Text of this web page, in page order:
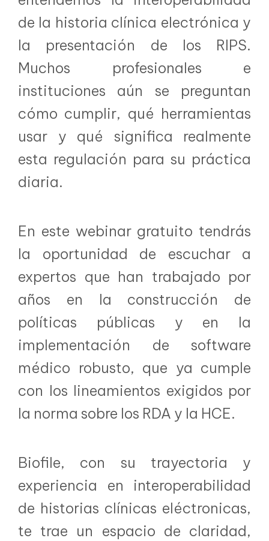
de la historia clínica electrónica y
la presentación de los RIPS.
Muchos profesionales e
instituciones aún se preguntan
cómo cumplir, qué herramientas
usar y qué significa realmente
esta regulación para su práctica
diaria.
En este webinar gratuito tendrás
la oportunidad de escuchar a
expertos que han trabajado por
años en la construcción de
políticas públicas y en la
implementación de software
médico robusto, que ya cumple
con los lineamientos exigidos por
la norma sobre los RDA y la HCE.
Biofile, con su trayectoria y
experiencia en interoperabilidad
de historias clínicas eléctronicas,
te trae un espacio de claridad,